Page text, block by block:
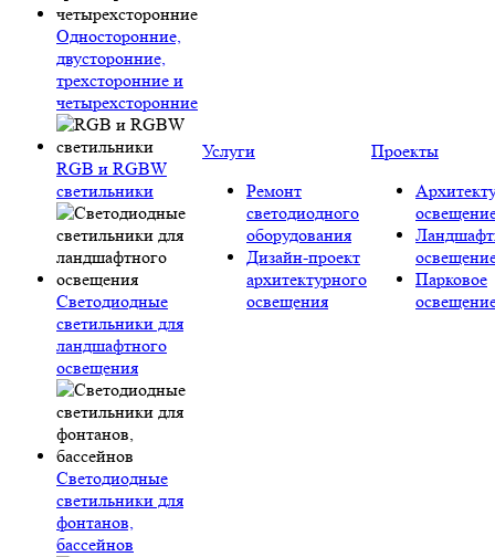
Односторонние,
двусторонние,
трехсторонние и
четырехсторонние
RGB и RGBW
светильники
Светодиодные
светильники для
ландшафтного
освещения
Светодиодные
светильники для
фонтанов,
бассейнов
Услуги
Ремонт
светодиодного
оборудования
Дизайн-проект
архитектурного
освещения
Проекты
Парковое